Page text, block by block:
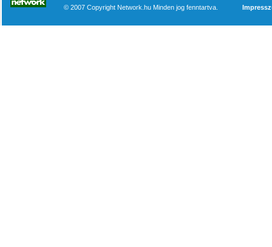
© 2007 Copyright Network.hu Minden jog fenntartva.